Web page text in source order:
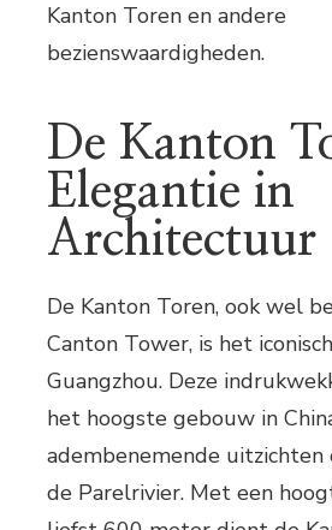
Kanton Toren en andere
bezienswaardigheden.
De Kanton
Elegantie in
Architectuur
De Kanton Toren, ook wel
Canton Tower, is het
Guangzhou. Deze
het hoogste gebouw in
adembenemende uitzichten
de Parelrivier. Met een